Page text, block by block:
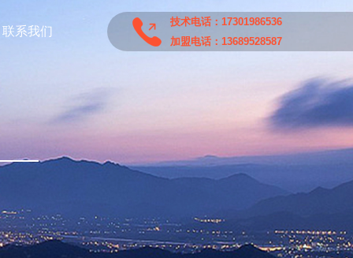
联系我们
技术电话：17301986536
加盟电话：13689528587